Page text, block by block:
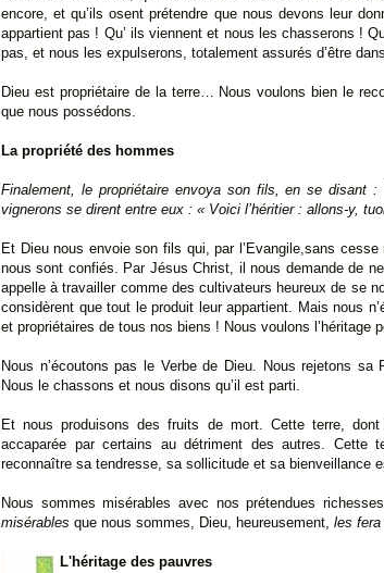
encore, et qu’ils osent prétendre que nous devons leur
appartient pas ! Qu’ ils viennent et nous les chasserons !
pas, et nous les expulserons, totalement assurés d’être
Dieu est propriétaire de la terre… Nous voulons bien le
que nous possédons.
La propriété des hommes
Finalement, le propriétaire envoya son fils, en se
vignerons se dirent entre eux : « Voici l’héritier : allons-y,
Et Dieu nous envoie son fils qui, par l’Evangile,sans
nous sont confiés. Par Jésus Christ, il nous demande de
appelle à travailler comme des cultivateurs heureux de se
considèrent que tout le produit leur appartient. Mais nous
et propriétaires de tous nos biens ! Nous voulons l’héritage
Nous n’écoutons pas le Verbe de Dieu. Nous rejetons
Nous le chassons et nous disons qu’il est parti.
Et nous produisons des fruits de mort. Cette terre,
accaparée par certains au détriment des autres. Cette
reconnaître sa tendresse, sa sollicitude et sa bienveillance
Nous sommes misérables avec nos prétendues
misérables que nous sommes, Dieu, heureusement, les fera
L'héritage des pauvres